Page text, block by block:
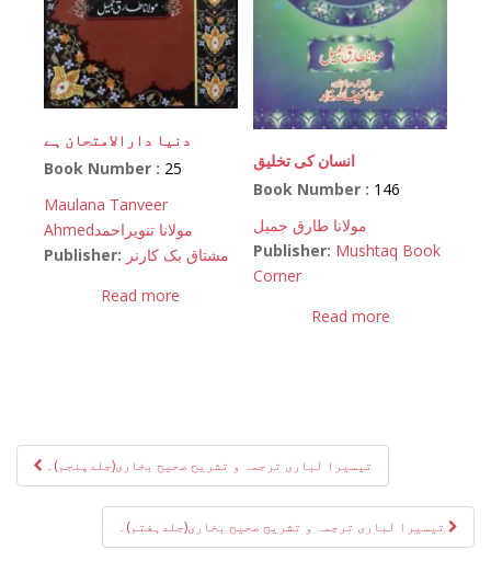
دنیا دارالامتحان ہے
Book Number : 25
Maulana Tanveer
Ahmedمولانا تنویراحمد
Publisher: مشتاق بک کارنر
Read more
انسان کی تخلیق
Book Number : 146
مولانا طارق جمیل
Publisher: Mushtaq Book
Corner
Read more
Post
navigation
تیسیرا لباری ترجمہ و تشریح صحیح بخاری(جلدپنجم)۔